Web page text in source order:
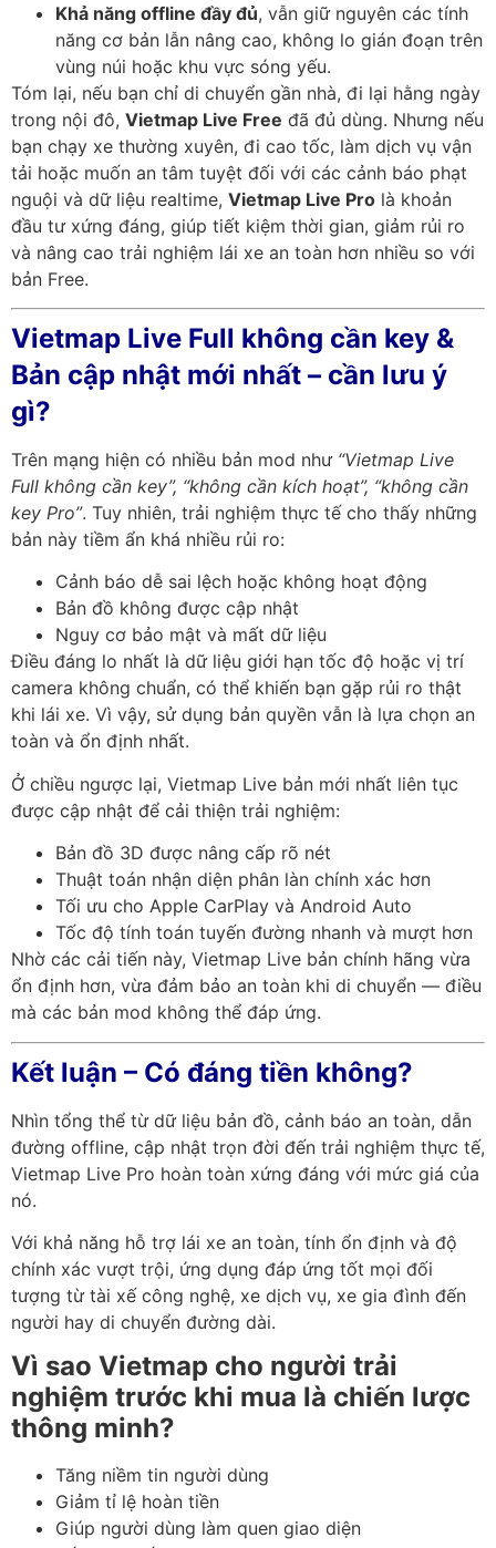
Khả năng offline đầy đủ, vẫn giữ nguyên các tính
năng cơ bản lẫn nâng cao, không lo gián đoạn trên
vùng núi hoặc khu vực sóng yếu.
Tóm lại, nếu bạn chỉ di chuyển gần nhà, đi lại hằng ngày
trong nội đô, Vietmap Live Free đã đủ dùng. Nhưng nếu
bạn chạy xe thường xuyên, đi cao tốc, làm dịch vụ vận
tải hoặc muốn an tâm tuyệt đối với các cảnh báo phạt
nguội và dữ liệu realtime, Vietmap Live Pro là khoản
đầu tư xứng đáng, giúp tiết kiệm thời gian, giảm rủi ro
và nâng cao trải nghiệm lái xe an toàn hơn nhiều so với
bản Free.
Vietmap Live Full không cần key &
Bản cập nhật mới nhất – cần lưu ý
gì?
Trên mạng hiện có nhiều bản mod như “Vietmap Live
Full không cần key”, “không cần kích hoạt”, “không cần
key Pro”. Tuy nhiên, trải nghiệm thực tế cho thấy những
bản này tiềm ẩn khá nhiều rủi ro:
Cảnh báo dễ sai lệch hoặc không hoạt động
Bản đồ không được cập nhật
Nguy cơ bảo mật và mất dữ liệu
Điều đáng lo nhất là dữ liệu giới hạn tốc độ hoặc vị trí
camera không chuẩn, có thể khiến bạn gặp rủi ro thật
khi lái xe. Vì vậy, sử dụng bản quyền vẫn là lựa chọn an
toàn và ổn định nhất.
Ở chiều ngược lại, Vietmap Live bản mới nhất liên tục
được cập nhật để cải thiện trải nghiệm:
Bản đồ 3D được nâng cấp rõ nét
Thuật toán nhận diện phân làn chính xác hơn
Tối ưu cho Apple CarPlay và Android Auto
Tốc độ tính toán tuyến đường nhanh và mượt hơn
Nhờ các cải tiến này, Vietmap Live bản chính hãng vừa
ổn định hơn, vừa đảm bảo an toàn khi di chuyển — điều
mà các bản mod không thể đáp ứng.
Kết luận – Có đáng tiền không?
Nhìn tổng thể từ dữ liệu bản đồ, cảnh báo an toàn, dẫn
đường offline, cập nhật trọn đời đến trải nghiệm thực tế,
Vietmap Live Pro hoàn toàn xứng đáng với mức giá của
nó.
Với khả năng hỗ trợ lái xe an toàn, tính ổn định và độ
chính xác vượt trội, ứng dụng đáp ứng tốt mọi đối
tượng từ tài xế công nghệ, xe dịch vụ, xe gia đình đến
người hay di chuyển đường dài.
Vì sao Vietmap cho người trải
nghiệm trước khi mua là chiến lược
thông minh?
Tăng niềm tin người dùng
Giảm tỉ lệ hoàn tiền
Giúp người dùng làm quen giao diện